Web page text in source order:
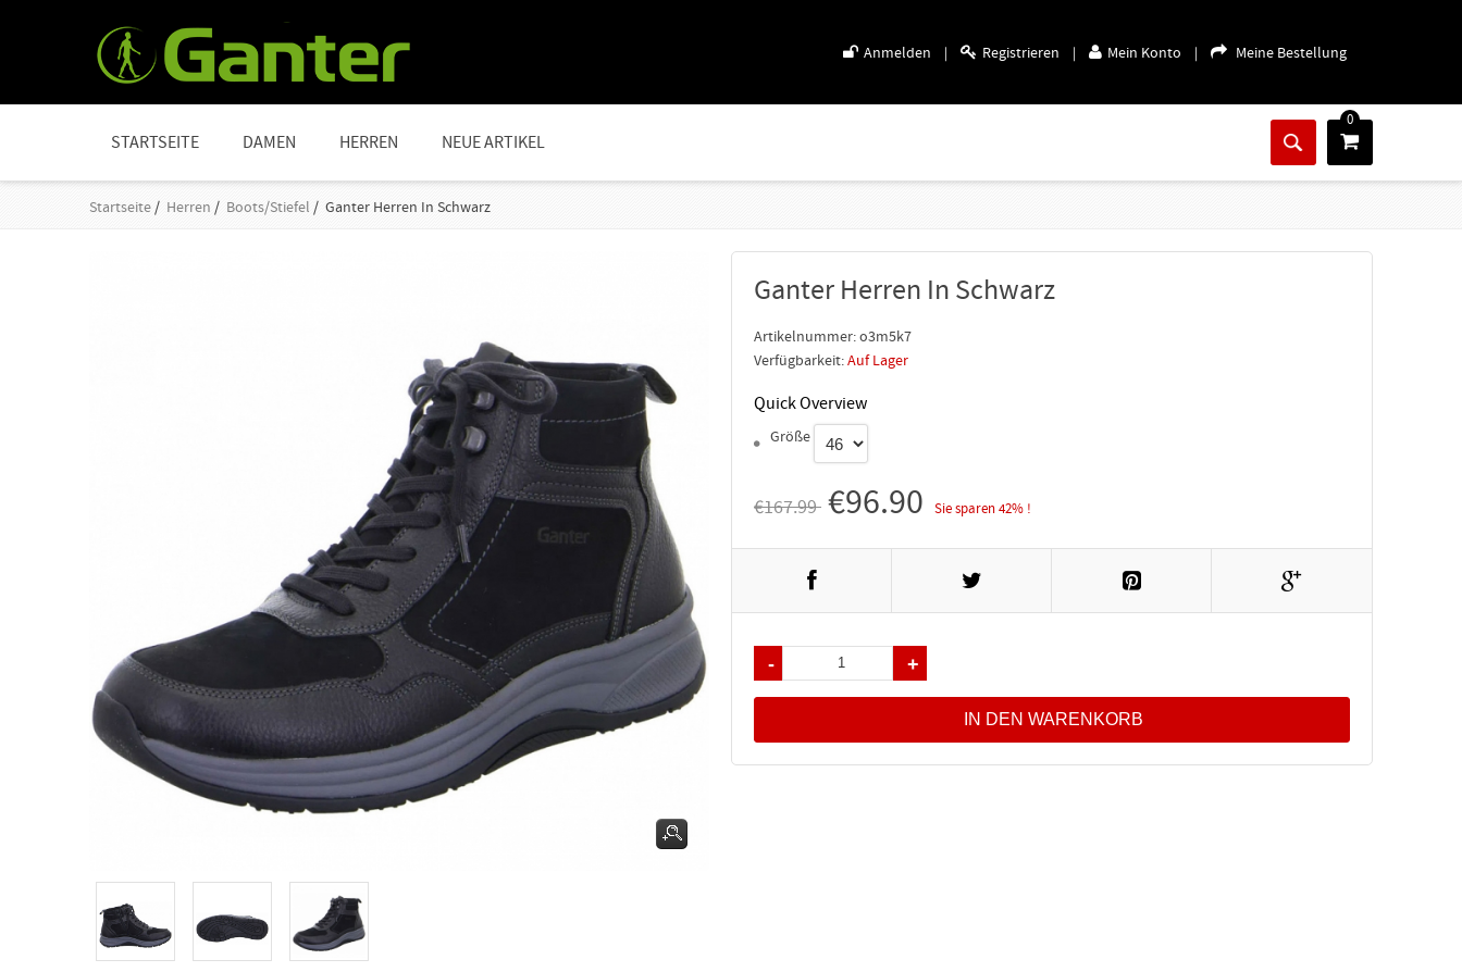
Anmelden | Registrieren | Mein Konto | Meine Bestellung
STARTSEITE DAMEN HERREN NEUE ARTIKEL
0
Startseite / Herren / Boots/Stiefel / Ganter Herren In Schwarz
Ganter Herren In Schwarz
Artikelnummer:o3m5k7
Verfügbarkeit:Auf Lager
Quick Overview
Größe
€167.99 €96.90 Sie sparen 42% !